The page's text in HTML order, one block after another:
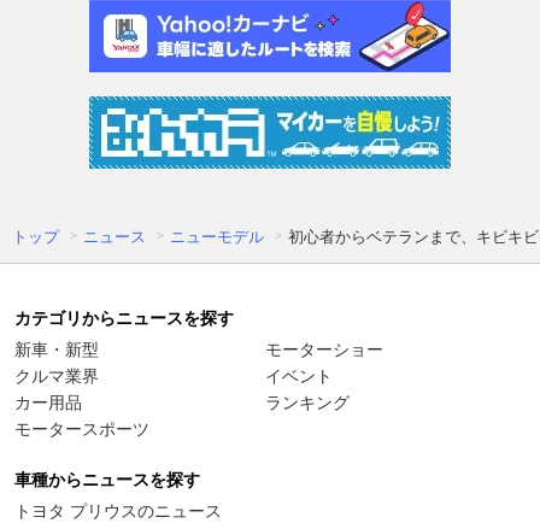
トップ ニュース ニューモデル 初心者からベテランまで、キビキ
カテゴリからニュースを探す
新車・新型
クルマ業界
カー用品
モータースポーツ
モーターショー
イベント
ランキング
車種からニュースを探す
トヨタ プリウスのニュース